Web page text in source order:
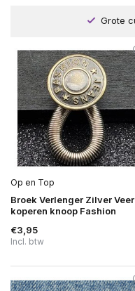
cupmaten (t/m cup M)!
Op en Top
Broek Verlenger Zilver Veer
koperen knoop Fashion
€3,95
Incl. btw